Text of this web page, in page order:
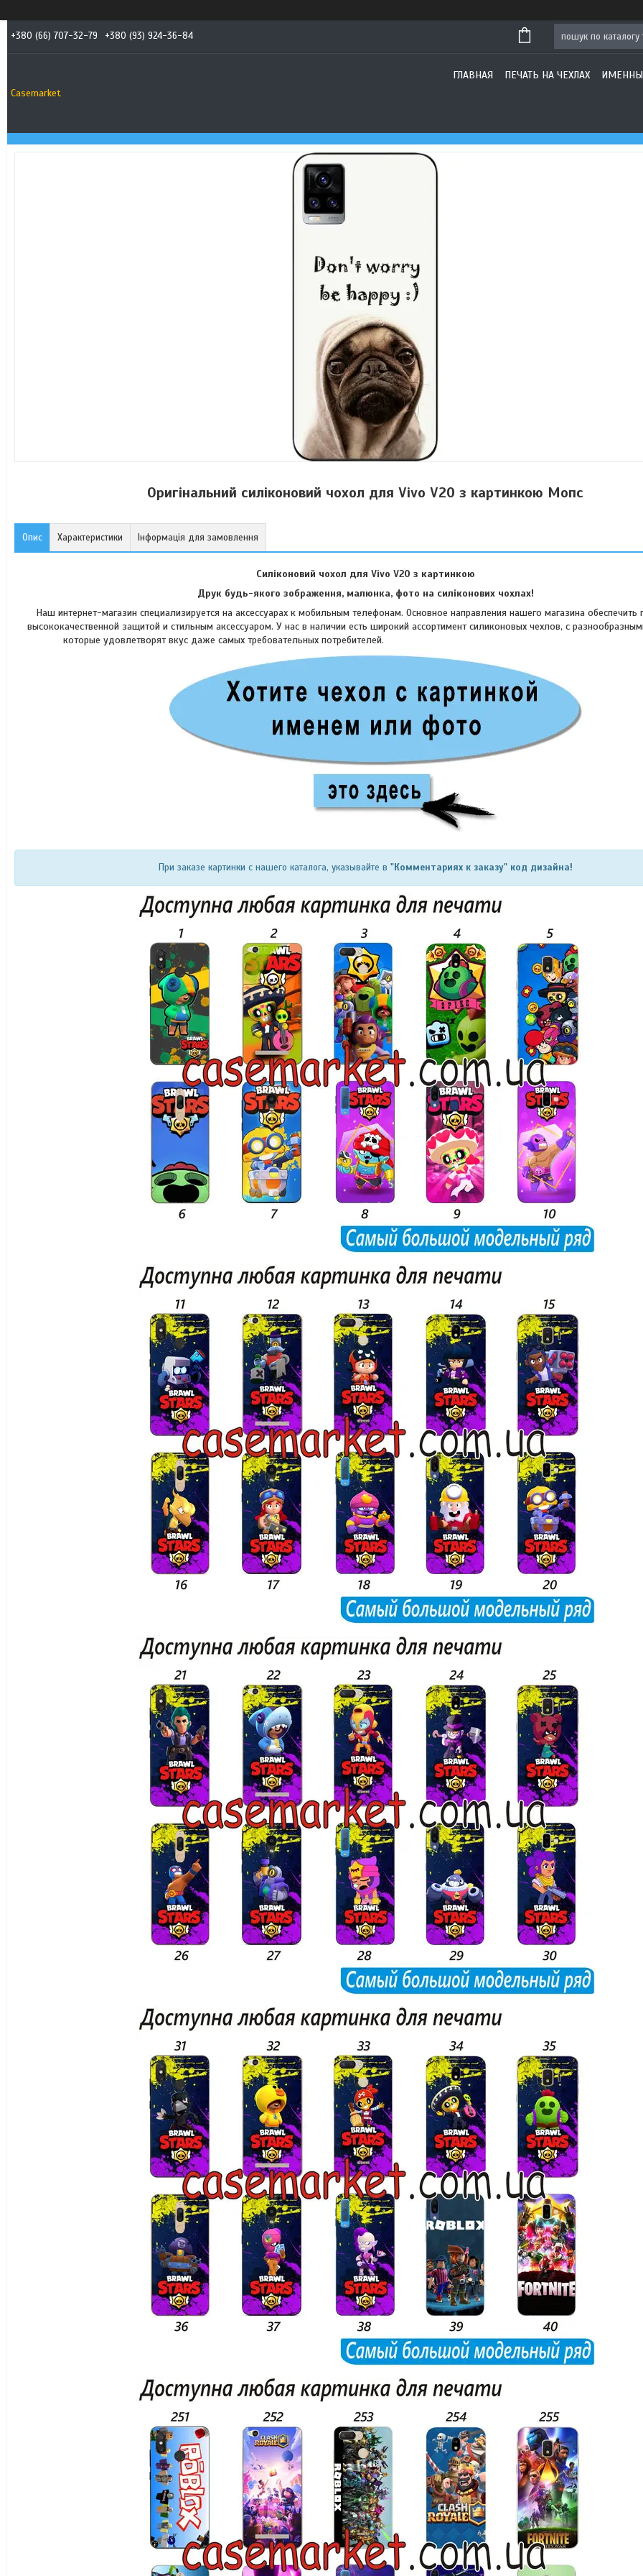
+380 (66) 707-32-79 +380 (93) 924-36-84
Casemarket
ГЛАВНАЯ ПЕЧАТЬ НА ЧЕХЛАХ
Оригінальний силіконовий чохол для Vivo V20 з картинкою Мопс
Опис Характеристики Інформація для замовлення
Силіконовий чохол для Vivo V20 з картинкою
Друк будь-якого зображення, малюнка, фото на силіконових чохлах!
Наш интернет-магазин специализируется на аксессуарах к мобильным телефонам. Основное направления нашего магазина обеспечить
высококачественной защитой и стильным аксессуаром. У нас в наличии есть широкий ассортимент силиконовых чехлов, с
которые удовлетворят вкус даже самых требовательных
При заказе картинки с нашего каталога, указывайте в "Комментариях к заказу" код дизайна!